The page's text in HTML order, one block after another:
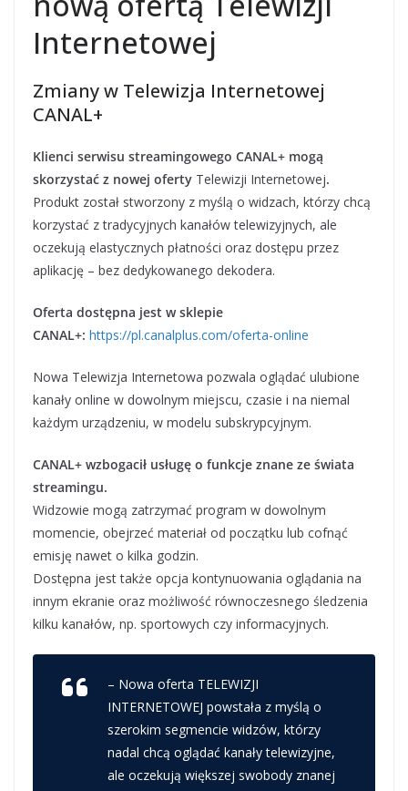
Internetowej
Zmiany w Telewizja Internetowej
CANAL+
Klienci serwisu streamingowego CANAL+ mogą
skorzystać z nowej oferty Telewizji Internetowej.
Produkt został stworzony z myślą o widzach, którzy chcą
korzystać z tradycyjnych kanałów telewizyjnych, ale
oczekują elastycznych płatności oraz dostępu przez
aplikację – bez dedykowanego dekodera.
Oferta dostępna jest w sklepie
CANAL+: https://pl.canalplus.com/oferta-online
Nowa Telewizja Internetowa pozwala oglądać ulubione
kanały online w dowolnym miejscu, czasie i na niemal
każdym urządzeniu, w modelu subskrypcyjnym.
CANAL+ wzbogacił usługę o funkcje znane ze świata
streamingu.
Widzowie mogą zatrzymać program w dowolnym
momencie, obejrzeć materiał od początku lub cofnąć
emisję nawet o kilka godzin.
Dostępna jest także opcja kontynuowania oglądania na
innym ekranie oraz możliwość równoczesnego śledzenia
kilku kanałów, np. sportowych czy informacyjnych.
– Nowa oferta TELEWIZJI
INTERNETOWEJ powstała z myślą o
szerokim segmencie widzów, którzy
nadal chcą oglądać kanały telewizyjne,
ale oczekują większej swobody znanej